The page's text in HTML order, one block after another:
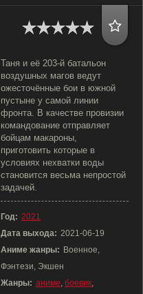
Таня и её 203-й батальон
воздушных магов ведут
ожесточённые бои в южной
пустыне у самой линии
фронта. В качестве провизии
командование отправляет
бойцам макароны,
приготовить которые в
условиях нехватки воды
становится весьма непростой
задачей.
Год: 2021
Дата выхода: 2021-06-19
Аниме жанры: Военное,
Фэнтези, Экшен
Жанры: аниме, боевик,